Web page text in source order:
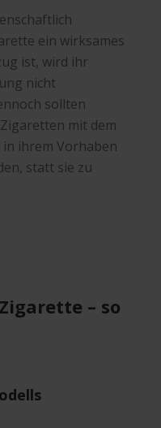
ein wirksames
ist, wird ihr
nicht
sollten
mit dem
ihrem Vorhaben
statt sie zu
– so